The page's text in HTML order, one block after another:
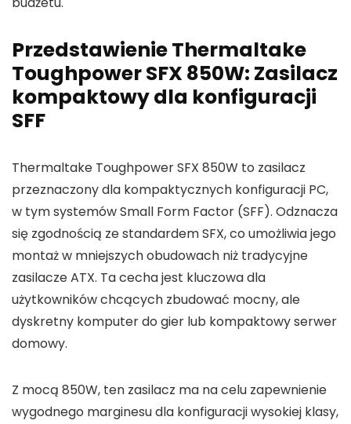
Przedstawienie Thermaltake
Toughpower SFX 850W: Zasilacz
kompaktowy dla konfiguracji
SFF
Thermaltake Toughpower SFX 850W to zasilacz
przeznaczony dla kompaktycznych konfiguracji PC,
w tym systemów Small Form Factor (SFF). Odznacza
się zgodnością ze standardem SFX, co umożliwia jego
montaż w mniejszych obudowach niż tradycyjne
zasilacze ATX. Ta cecha jest kluczowa dla
użytkowników chcących zbudować mocny, ale
dyskretny komputer do gier lub kompaktowy serwer
domowy.
Z mocą 850W, ten zasilacz ma na celu zapewnienie
wygodnego marginesu dla konfiguracji wysokiej klasy,